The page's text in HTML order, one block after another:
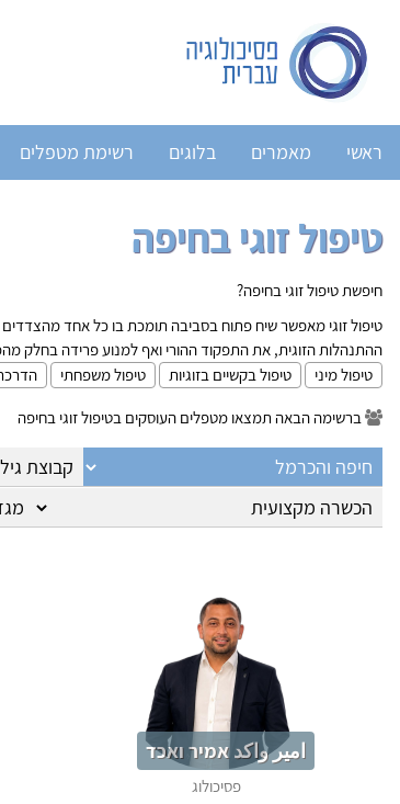
ראשי מאמרים בלוגים רשימת מטפלים
טיפול זוגי בחיפה
חיפשת טיפול זוגי בחיפה?
טיפול זוגי מאפשר שיח פתוח בסביבה תומכת בו כל אחד
ההתנהלות הזוגית, את התפקוד ההורי ואף למנוע פרידה בחלק
טיפול מיני
טיפול בקשיים בזוגיות טיפול משפחתי
ברשימה הבאה תמצאו מטפלים העוסקים בטיפול זוגי בחיפה
امير واكد אמיר ואכד
פסיכולוג